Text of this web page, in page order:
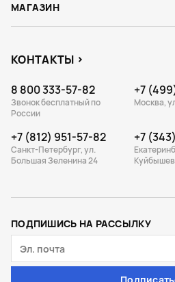
МАГАЗИН
КОНТАКТЫ
8 800 333-57-82
Звонок бесплатный по
России
+7
Москва,
+7 (812) 951-57-82
Санкт-Петербург, ул.
Большая Зеленина 24
+7
ПОДПИШИСЬ НА РАССЫЛКУ